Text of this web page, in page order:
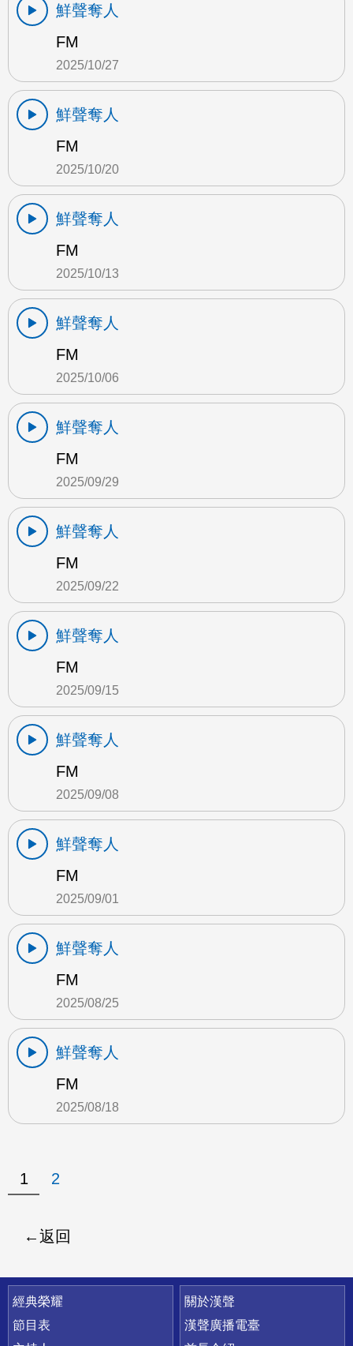
鮮聲奪人
FM
2025/10/27
鮮聲奪人
FM
2025/10/20
鮮聲奪人
FM
2025/10/13
鮮聲奪人
FM
2025/10/06
鮮聲奪人
FM
2025/09/29
鮮聲奪人
FM
2025/09/22
鮮聲奪人
FM
2025/09/15
鮮聲奪人
FM
2025/09/08
鮮聲奪人
FM
2025/09/01
鮮聲奪人
FM
2025/08/25
鮮聲奪人
FM
2025/08/18
1 2
返回
快速連結
經典榮耀
節目表
關於漢聲
漢聲廣播電臺